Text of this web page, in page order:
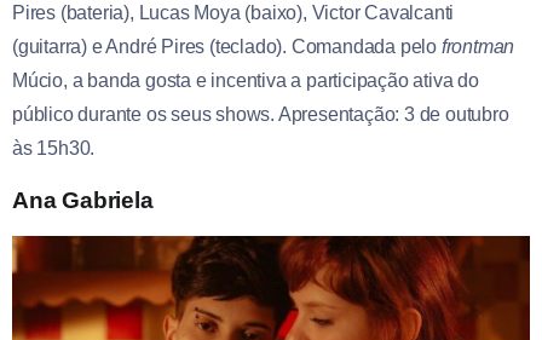
Pires (bateria), Lucas Moya (baixo), Victor Cavalcanti
(guitarra) e André Pires (teclado). Comandada pelo frontman
Múcio, a banda gosta e incentiva a participação ativa do
público durante os seus shows. Apresentação: 3 de outubro
às 15h30.
Ana Gabriela